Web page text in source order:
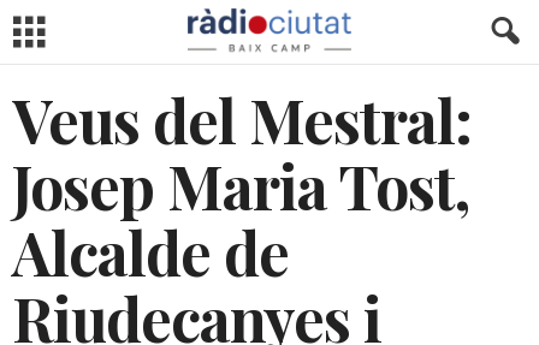
Veus del Mestral:
Josep Maria Tost,
Alcalde de
Riudecanyes i